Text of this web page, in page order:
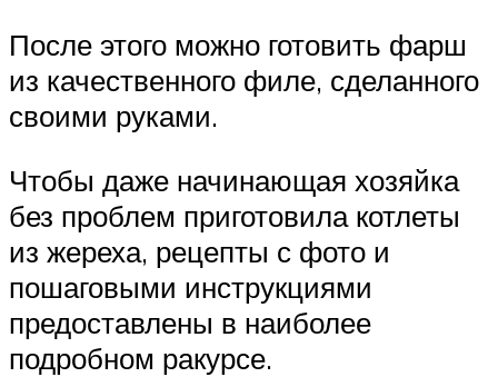
После этого можно готовить фарш
из качественного филе, сделанного
своими руками.
Чтобы даже начинающая хозяйка
без проблем приготовила котлеты
из жереха, рецепты с фото и
пошаговыми инструкциями
предоставлены в наиболее
подробном ракурсе.